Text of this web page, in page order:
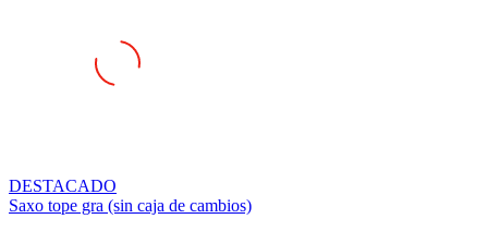
DESTACADO
Saxo tope gra (sin caja de cambios)